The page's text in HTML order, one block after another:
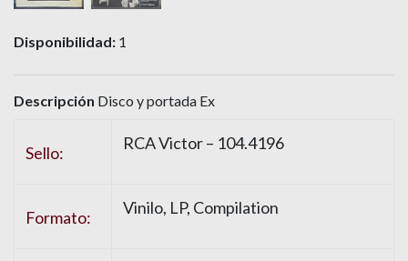
Disponibilidad: 1
Descripción Disco y portada Ex
Sello: RCA Victor– 104.4196
Formato: Vinilo, LP, Compilation